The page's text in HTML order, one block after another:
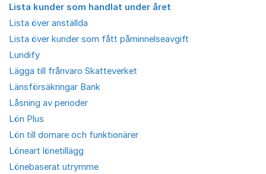
Lista kunder som handlat under året
Lista över anställda
Lista över kunder som fått påminnelseavgift
Lundify
Lägga till frånvaro Skatteverket
Länsförsäkringar Bank
Låsning av perioder
Lön Plus
Lön till domare och funktionärer
Löneart lönetillägg
Lönebaserat utrymme